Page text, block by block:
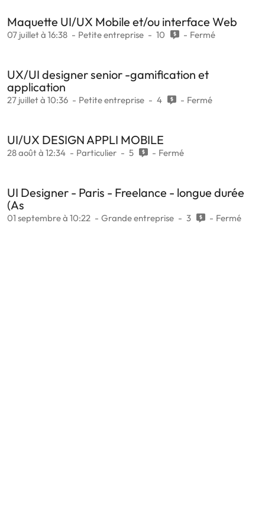
Maquette UI/UX Mobile et/ou interface Web
07 juillet à 16:38 Petite entreprise 10 Fermé
UX/UI designer senior -gamification et
application
27 juillet à 10:36 Petite entreprise 4 Fermé
UI/UX DESIGN APPLI MOBILE
28 août à 12:34 Particulier 5 Fermé
UI Designer - Paris - Freelance - longue durée
(As
01 septembre à 10:22 Grande entreprise 3 Fermé